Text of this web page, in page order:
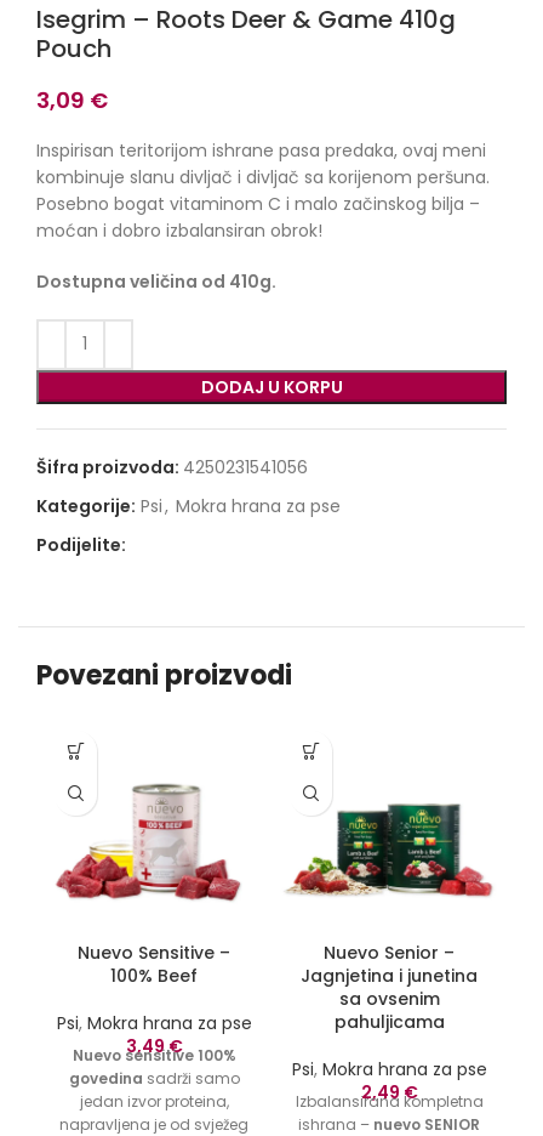
Isegrim – Roots Deer & Game 410g
Pouch
3,09 €
Inspirisan teritorijom ishrane pasa predaka, ovaj meni
kombinuje slanu divljač i divljač sa korijenom peršuna.
Posebno bogat vitaminom C i malo začinskog bilja –
moćan i dobro izbalansiran obrok!
Dostupna veličina od 410g.
DODAJ U KORPU
Šifra proizvoda: 4250231541056
Kategorije: Psi, Mokra hrana za pse
Podijelite:
Povezani proizvodi
Nuevo Sensitive –
100% Beef
Psi, Mokra hrana za pse
3,49€
Nuevo sensitive 100%
govedina sadrži samo
jedan izvor proteina,
napravljena je od svježeg
Nuevo Senior –
Jagnjetina i junetina
sa ovsenim
pahuljicama
Psi, Mokra hrana za pse
2,49 €
Izbalansirana kompletna
ishrana – nuevo SENIOR